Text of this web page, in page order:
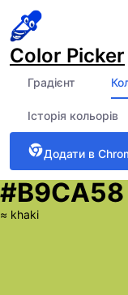
Color Picker
Градієнт
Історія кольорів
Додати в
#B9CA58
≈ khaki